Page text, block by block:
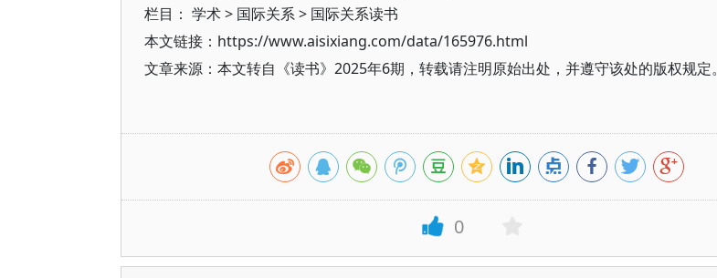
栏目： 学术> 国际关系> 国际关系读书
本文链接：https://www.aisixiang.com/data/165976.html
文章来源：本文转自《读书》2025年6期，转载请注明原始出处，并遵守该处的版权规定。
0